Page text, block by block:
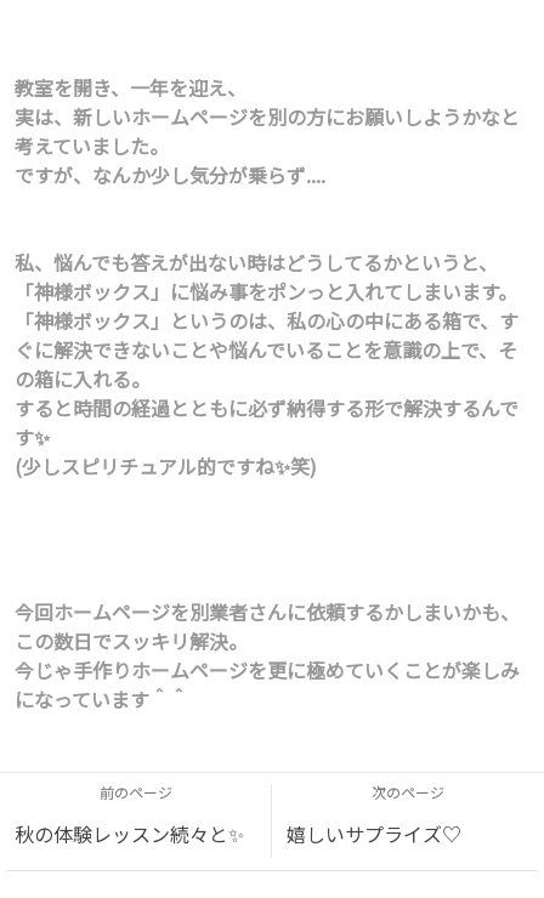
教室を開き、一年を迎え、
実は、新しいホームページを別の方にお願いしようかなと
考えていました。
ですが、なんか少し気分が乗らず....
私、悩んでも答えが出ない時はどうしてるかというと、
「神様ボックス」に悩み事をポンっと入れてしまいます。
「神様ボックス」というのは、私の心の中にある箱で、す
ぐに解決できないことや悩んでいることを意識の上で、そ
の箱に入れる。
すると時間の経過とともに必ず納得する形で解決するんで
す✨
(少しスピリチュアル的ですね✨笑)
今回ホームページを別業者さんに依頼するかしまいかも、
この数日でスッキリ解決。
今じゃ手作りホームページを更に極めていくことが楽しみ
になっています＾＾
前のページ
秋の体験レッスン続々と✨
次のページ
嬉しいサプライズ♡